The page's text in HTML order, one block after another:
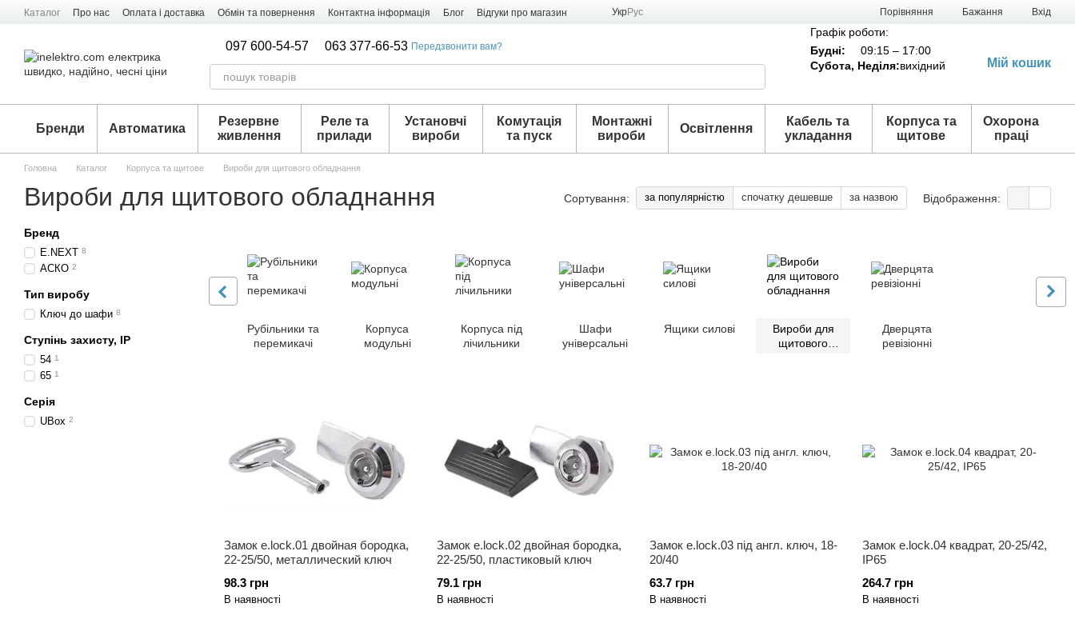
Перейти к основному контенту
Каталог Про нас Оплата і доставка Обмін та повернення Контактна інформація Блог Відгуки про магазин УкрРус Порівняння Бажання Вхід
097 600-54-57 063 377-66-53 Передзвонити вам?
Графік роботи:
Будні:
09:15 – 17:00
Субота, Неділя:вихідний Мій кошик
Бренди Автоматика
Резервне
живлення
Реле та
прилади
Установчі
вироби
Комутація
та пуск
Монтажні
вироби
Освітлення
Кабель та
укладання
Корпуса та
щитове
Охорона
праці
Головна Каталог Корпуса та щитове Вироби для щитового обладнання
Вироби для щитового обладнання Сортування: за популярністю спочатку дешевше за назвою Відображення:
Рубільники та
перемикачі
Корпуса
модульні
Корпуса під
лічильники
Шафи
універсальні
Ящики силові
Вироби для
щитового
Дверцята
ревізіонні
Замок e.lock.01 двойная бородка,
22-25/50, металлический ключ
98.3 грн
В наявності
Замок e.lock.02 двойная бородка,
22-25/50, пластиковый ключ
79.1 грн
В наявності
Замок e.lock.03 під англ. ключ, 18-
20/40
63.7 грн
В наявності
Замок e.lock.04 квадрат, 20-25/42,
IP65
264.7 грн
В наявності
Бренд
E.NEXT 8
АСКО 2
Тип виробу
Ключ до шафи 8
Ступінь захисту, ІР
54 1
65 1
Серія
UBox 2